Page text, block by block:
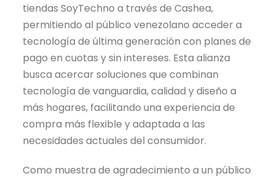
tiendas SoyTechno a través de Cashea,
permitiendo al público venezolano acceder a
tecnología de última generación con planes de
pago en cuotas y sin intereses. Esta alianza
busca acercar soluciones que combinan
tecnología de vanguardia, calidad y diseño a
más hogares, facilitando una experiencia de
compra más flexible y adaptada a las
necesidades actuales del consumidor.
Como muestra de agradecimiento a un público